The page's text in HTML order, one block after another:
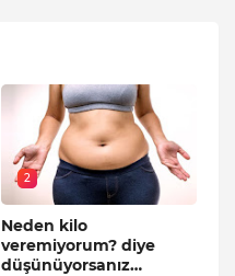
2
Neden kilo
veremiyorum? diye
düşünüyorsanız…